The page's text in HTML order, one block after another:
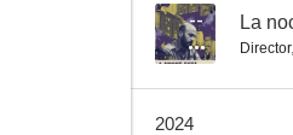
-- La
Director,
2024